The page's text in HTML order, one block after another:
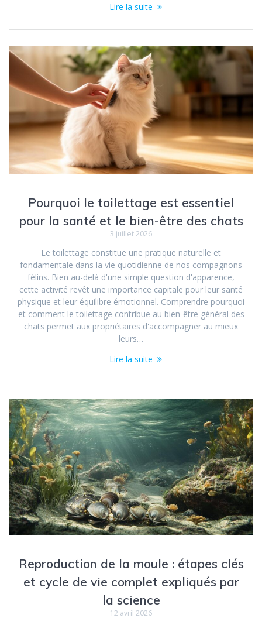
Lire la suite
Pourquoi le toilettage est essentiel
pour la santé et le bien-être des chats
3 juillet 2026
Le toilettage constitue une pratique naturelle et
fondamentale dans la vie quotidienne de nos compagnons
félins. Bien au-delà d'une simple question d'apparence,
cette activité revêt une importance capitale pour leur santé
physique et leur équilibre émotionnel. Comprendre pourquoi
et comment le toilettage contribue au bien-être général des
chats permet aux propriétaires d'accompagner au mieux
leurs…
Lire la suite
Reproduction de la moule : étapes clés
et cycle de vie complet expliqués par
la science
12 avril 2026